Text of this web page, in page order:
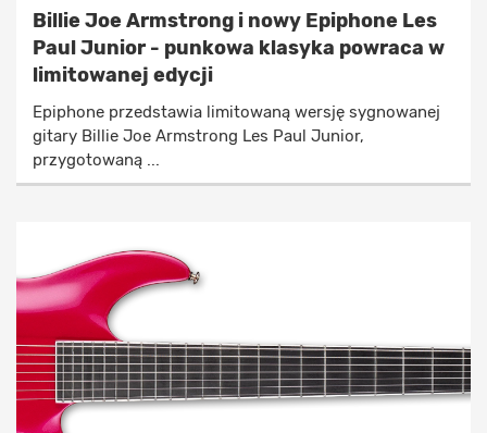
Billie Joe Armstrong i nowy Epiphone Les
Paul Junior - punkowa klasyka powraca w
limitowanej edycji
Epiphone przedstawia limitowaną wersję sygnowanej
gitary Billie Joe Armstrong Les Paul Junior,
przygotowaną ...